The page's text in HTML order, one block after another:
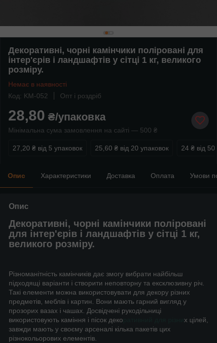
Декоративні, чорні камінчики поліровані для
інтер'єрів і ландшафтів у сітці 1 кг, великого
розміру.
Немає в наявності
Код: KM-052
Опт і роздріб
28,80 ₴/упаковка
Мінімальна сума замовлення на сайті — 500 ₴
27,20 ₴ від 5 упаковок 25,60 ₴ від 20 упаковок 24 ₴ від
Опис Характеристики Доставка Оплата Умови
Опис
Декоративні, чорні камінчики поліровані
для інтер'єрів і ландшафтів у сітці 1 кг,
великого розміру.
Різноманітність камінчиків дає змогу вибрати найбільш
підходящі варіанти і створити неповторну та ексклюзивну річ.
Такі елементи можна використовувати для декору різних
предметів, меблів і картин. Вони мають гарний вигляд у
прозорих вазах і чашах. Досвідчені рукодільниці
використовують каміння і пісок деко
х цілей,
завжди мають у своєму арсеналі кілька пакетів цих
різнокольорових елементів.